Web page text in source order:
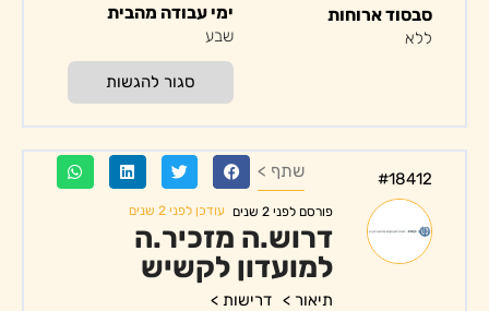
סבסוד ארוחות
ללא
ימי עבודה מהבית
שבע
סגור להגשות
#18412 שתף >
פורסם לפני 2 שנים עודכן לפני 2 שנים
דרוש.ה מזכיר.ה
למועדון לקשיש
תיאור > דרישות >